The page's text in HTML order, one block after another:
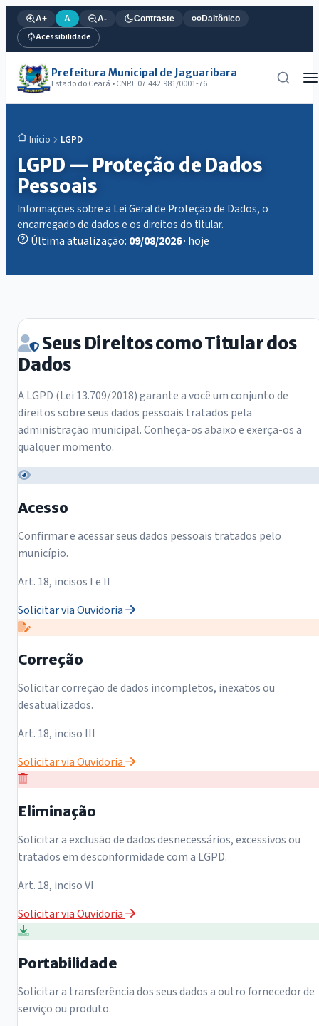
A+ A A- Contraste Daltônico
Acessibilidade
Prefeitura Municipal de Jaguaribara
Estado do Ceará • CNPJ: 07.442.981/0001-76
Início LGPD
LGPD — Proteção de Dados
Pessoais
Informações sobre a Lei Geral de Proteção de Dados, o
encarregado de dados e os direitos do titular.
Última atualização: 09/08/2026· hoje
Seus Direitos como Titular dos
Dados
A LGPD (Lei 13.709/2018) garante a você um conjunto de
direitos sobre seus dados pessoais tratados pela
administração municipal. Conheça-os abaixo e exerça-os a
qualquer momento.
Acesso
Confirmar e acessar seus dados pessoais tratados pelo
município.
Art. 18, incisos I e II
Solicitar via Ouvidoria
Correção
Solicitar correção de dados incompletos, inexatos ou
desatualizados.
Art. 18, inciso III
Solicitar via Ouvidoria
Eliminação
Solicitar a exclusão de dados desnecessários, excessivos ou
tratados em desconformidade com a LGPD.
Art. 18, inciso VI
Solicitar via Ouvidoria
Portabilidade
Solicitar a transferência dos seus dados a outro fornecedor de
serviço ou produto.